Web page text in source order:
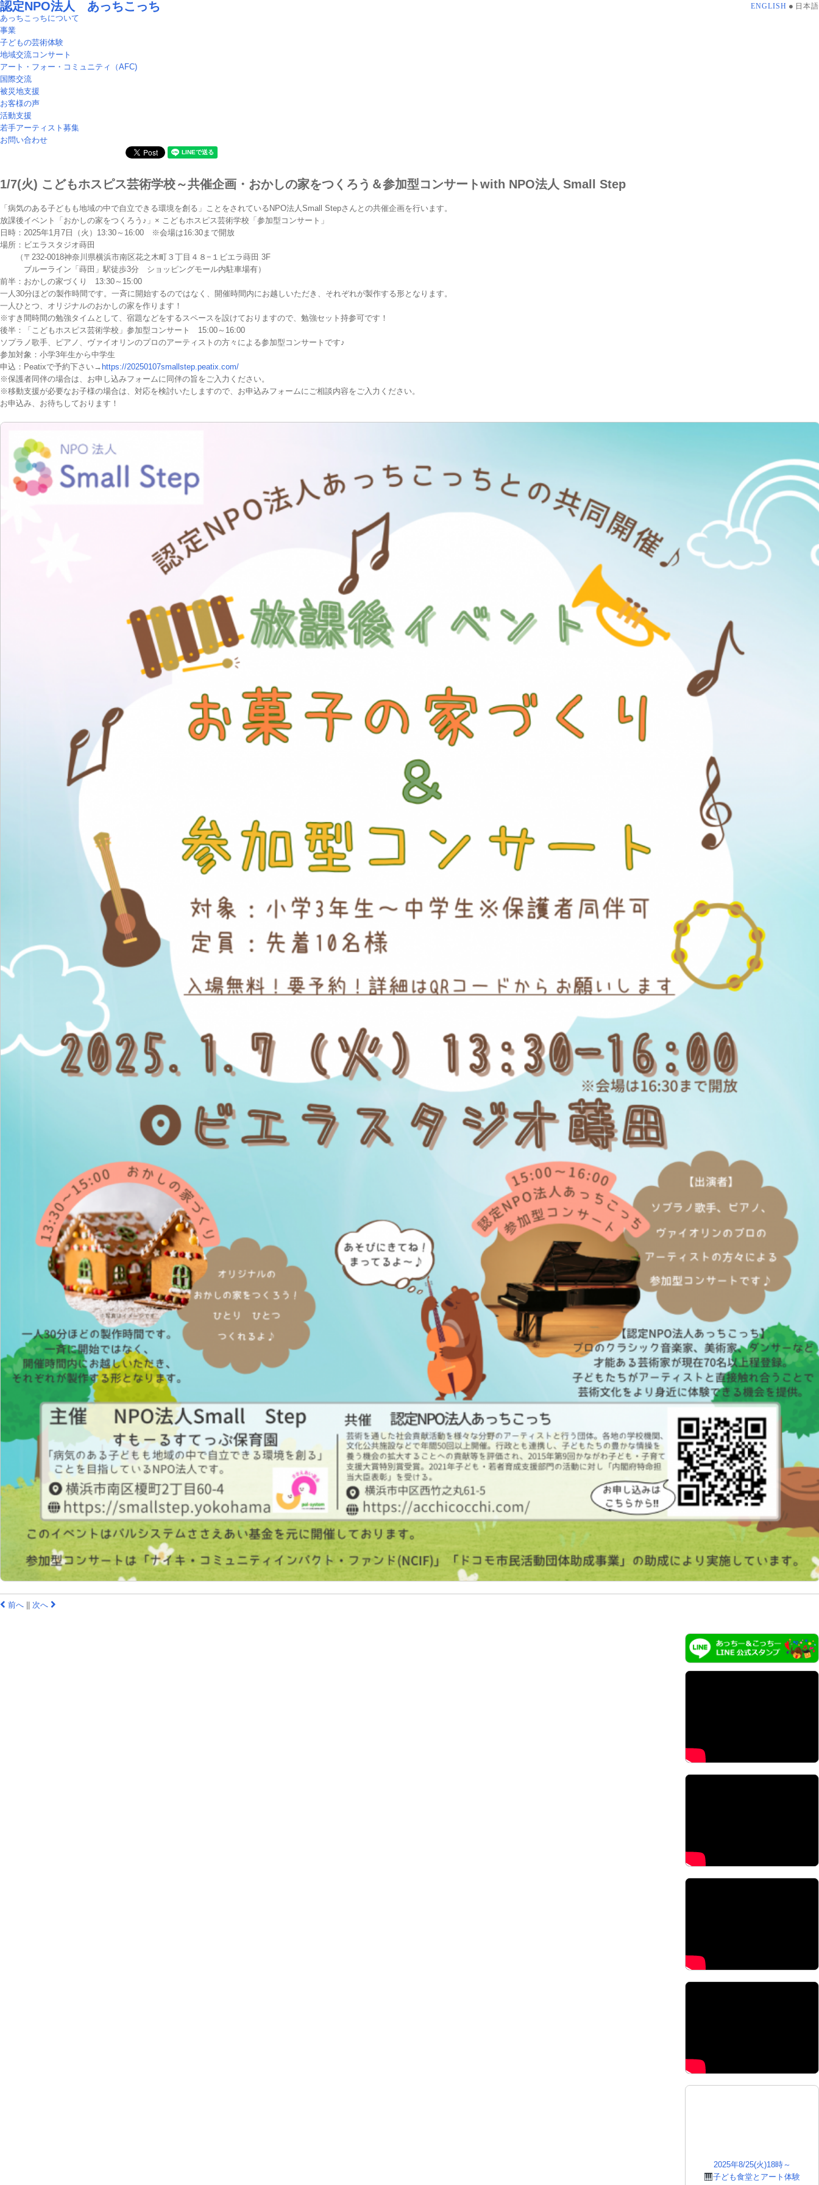
ENGLISH 日本語
認定NPO法人 あっちこっち
あっちこっちについて
事業
子どもの芸術体験
地域交流コンサート
アート・フォー・コミュニティ（AFC)
国際交流
被災地支援
お客様の声
活動支援
若手アーティスト募集
お問い合わせ
1/7(火) こどもホスピス芸術学校～共催企画・おかしの家をつくろう＆参加型コンサートwith NPO法人 Small Step
「病気のある子どもも地域の中で自立できる環境を創る」ことをされているNPO法人Small Stepさんとの共催企画を行います。
放課後イベント「おかしの家をつくろう♪」× こどもホスピス芸術学校「参加型コンサート」
日時：2025年1月7日（火）13:30～16:00 ※会場は16:30まで開放
場所：ビエラスタジオ蒔田
（〒232-0018神奈川県横浜市南区花之木町３丁目４８−１ビエラ蒔田 3F
ブルーライン「蒔田」駅徒歩3分 ショッピングモール内駐車場有）
前半：おかしの家づくり 13:30～15:00
一人30分ほどの製作時間です。一斉に開始するのではなく、開催時間内にお越しいただき、それぞれが製作する形となります。
一人ひとつ、オリジナルのおかしの家を作ります！
※すき間時間の勉強タイムとして、宿題などをするスペースを設けておりますので、勉強セット持参可です！
後半：「こどもホスピス芸術学校」参加型コンサート 15:00～16:00
ソプラノ歌手、ピアノ、ヴァイオリンのプロのアーティストの方々による参加型コンサートです♪
参加対象：小学3年生から中学生
申込：Peatixで予約下さい→ https://20250107smallstep.peatix.com/
※保護者同伴の場合は、お申し込みフォームに同伴の旨をご入力ください。
※移動支援が必要なお子様の場合は、対応を検討いたしますので、お申込みフォームにご相談内容をご入力ください。
お申込み、お待ちしております！
前へ || 次へ
2025年8/25(火)18時～
子ども食堂とアート体験